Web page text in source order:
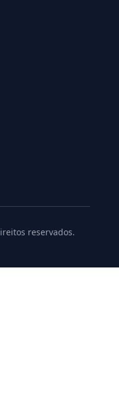
reservados.